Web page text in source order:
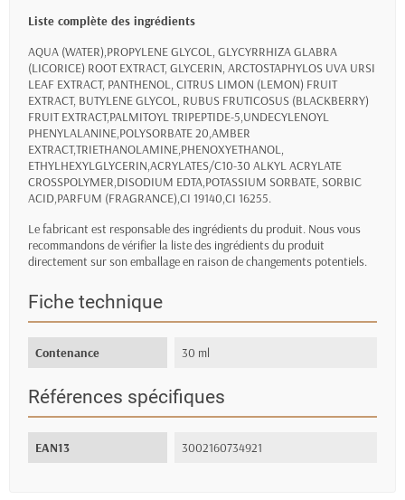
Liste complète des ingrédients
AQUA (WATER),PROPYLENE GLYCOL, GLYCYRRHIZA GLABRA
(LICORICE) ROOT EXTRACT, GLYCERIN, ARCTOSTAPHYLOS UVA URSI
LEAF EXTRACT, PANTHENOL, CITRUS LIMON (LEMON) FRUIT
EXTRACT, BUTYLENE GLYCOL, RUBUS FRUTICOSUS (BLACKBERRY)
FRUIT EXTRACT,PALMITOYL TRIPEPTIDE-5,UNDECYLENOYL
PHENYLALANINE,POLYSORBATE 20,AMBER
EXTRACT,TRIETHANOLAMINE,PHENOXYETHANOL,
ETHYLHEXYLGLYCERIN,ACRYLATES/C10-30 ALKYL ACRYLATE
CROSSPOLYMER,DISODIUM EDTA,POTASSIUM SORBATE, SORBIC
ACID,PARFUM (FRAGRANCE),CI 19140,CI 16255.
Le fabricant est responsable des ingrédients du produit. Nous vous
recommandons de vérifier la liste des ingrédients du produit
directement sur son emballage en raison de changements potentiels.
Fiche technique
Contenance 30 ml
Références spécifiques
EAN13 3002160734921